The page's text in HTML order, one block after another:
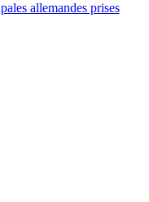
allemandes prises